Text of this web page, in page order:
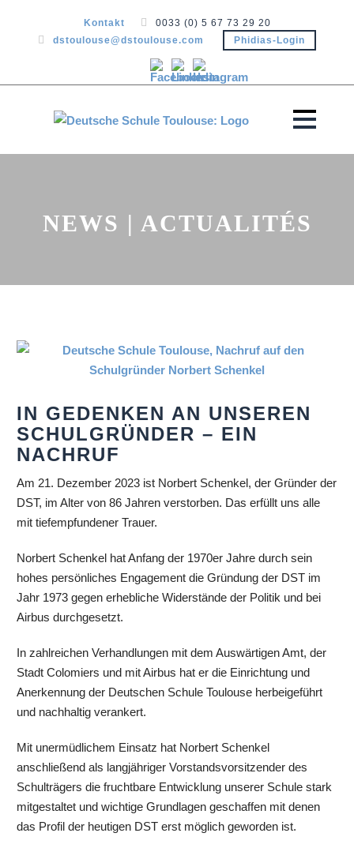
Kontakt
0033 (0) 5 67 73 29 20
dstoulouse@dstoulouse.com
Phidias-Login
NEWS | ACTUALITÉS
IN GEDENKEN AN UNSEREN
SCHULGRÜNDER – EIN
NACHRUF
Am 21. Dezember 2023 ist Norbert Schenkel, der Gründer der
DST, im Alter von 86 Jahren verstorben. Das erfüllt uns alle
mit tiefempfundener Trauer.
Norbert Schenkel hat Anfang der 1970er Jahre durch sein
hohes persönliches Engagement die Gründung der DST im
Jahr 1973 gegen erhebliche Widerstände der Politik und bei
Airbus durchgesetzt.
In zahlreichen Verhandlungen mit dem Auswärtigen Amt, der
Stadt Colomiers und mit Airbus hat er die Einrichtung und
Anerkennung der Deutschen Schule Toulouse herbeigeführt
und nachhaltig verankert.
Mit unermüdlichem Einsatz hat Norbert Schenkel
anschließend als langjähriger Vorstandsvorsitzender des
Schulträgers die fruchtbare Entwicklung unserer Schule stark
mitgestaltet und wichtige Grundlagen geschaffen mit denen
das Profil der heutigen DST erst möglich geworden ist.